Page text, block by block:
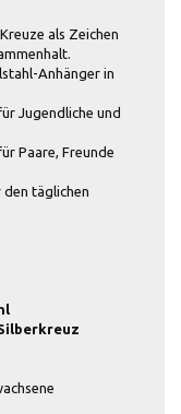
als Zeichen
Anhänger in
Jugendliche und
Paare, Freunde
den täglichen